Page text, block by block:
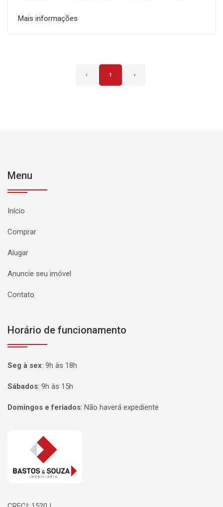
Mais informações
‹ 1 ›
Menu
Início
Comprar
Alugar
Anuncie seu imóvel
Contato
Horário de funcionamento
Seg à sex: 9h às 18h
Sábados: 9h às 15h
Domingos e feriados: Não haverá expediente
Página inicial